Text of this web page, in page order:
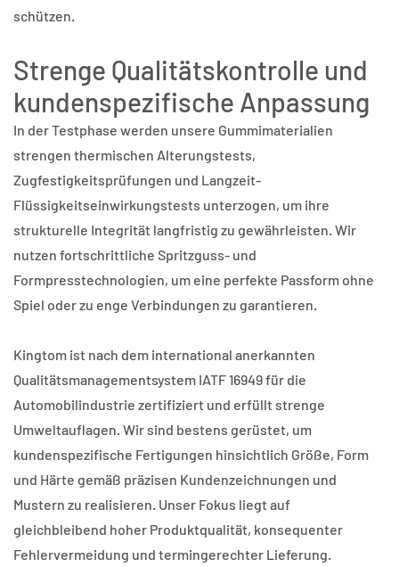
schützen.
Strenge Qualitätskontrolle und
kundenspezifische Anpassung
In der Testphase werden unsere Gummimaterialien
strengen thermischen Alterungstests,
Zugfestigkeitsprüfungen und Langzeit-
Flüssigkeitseinwirkungstests unterzogen, um ihre
strukturelle Integrität langfristig zu gewährleisten. Wir
nutzen fortschrittliche Spritzguss- und
Formpresstechnologien, um eine perfekte Passform ohne
Spiel oder zu enge Verbindungen zu garantieren.
Kingtom ist nach dem international anerkannten
Qualitätsmanagementsystem IATF 16949 für die
Automobilindustrie zertifiziert und erfüllt strenge
Umweltauflagen. Wir sind bestens gerüstet, um
kundenspezifische Fertigungen hinsichtlich Größe, Form
und Härte gemäß präzisen Kundenzeichnungen und
Mustern zu realisieren. Unser Fokus liegt auf
gleichbleibend hoher Produktqualität, konsequenter
Fehlervermeidung und termingerechter Lieferung.